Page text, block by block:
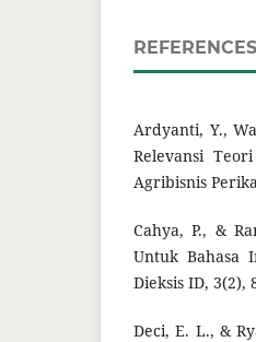
REFERENCES
Ardyanti, Y.,
Relevansi
Agribisnis
Cahya, P., &
Untuk Bahasa
Dieksis ID, 3(2),
Deci, E. L., &